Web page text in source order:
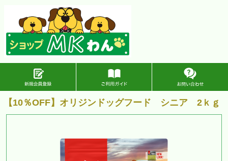
【10％OFF】オリジンドッグフード シニア 2ｋｇ